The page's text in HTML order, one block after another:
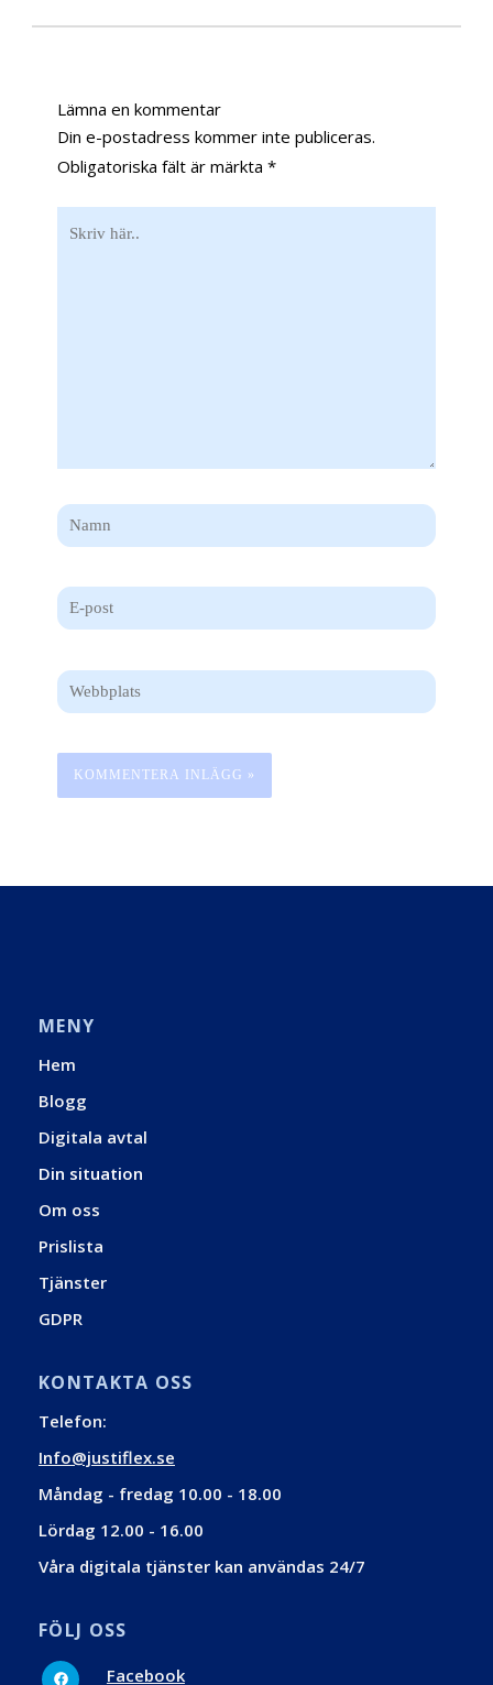
Lämna en kommentar
Din e-postadress kommer inte publiceras.
Obligatoriska fält är märkta*
Namn
E-
post
Webbplats
MENY
Hem
Blogg
Digitala avtal
Din situation
Om oss
Prislista
Tjänster
GDPR
KONTAKTA OSS
Telefon:
Info@justiflex.se
Måndag - fredag 10.00 - 18.00
Lördag 12.00 - 16.00
Våra digitala tjänster kan användas 24/7
FÖLJ OSS
FacebookFacebook